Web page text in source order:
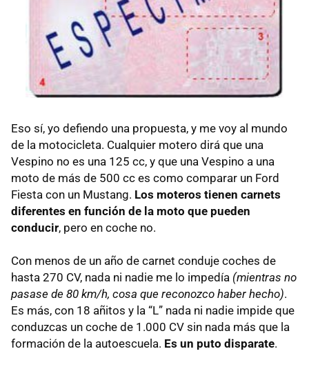
Eso sí, yo defiendo una propuesta, y me voy al mundo
de la motocicleta. Cualquier motero dirá que una
Vespino no es una 125 cc, y que una Vespino a una
moto de más de 500 cc es como comparar un Ford
Fiesta con un Mustang. Los moteros tienen carnets
diferentes en función de la moto que pueden
conducir, pero en coche no.
Con menos de un año de carnet conduje coches de
hasta 270 CV, nada ni nadie me lo impedía (mientras no
pasase de 80 km/h, cosa que reconozco haber hecho).
Es más, con 18 añitos y la “L” nada ni nadie impide que
conduzcas un coche de 1.000 CV sin nada más que la
formación de la autoescuela. Es un puto disparate.